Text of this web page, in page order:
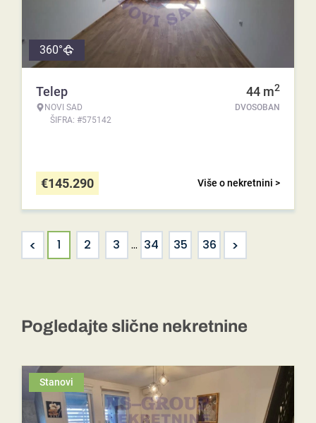
360°
Telep
NOVI SAD
ŠIFRA: #575142
44 m2
DVOSOBAN
Više o nekretnini >
€145.290
< 1 2 3 ... 34 35 36 >
Pogledajte slične nekretnine
Stanovi